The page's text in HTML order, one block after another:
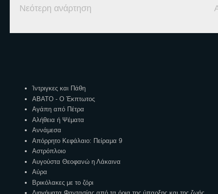
Νεότερη ανάρτηση
Ίντριγκες και Πάθη
ΑΒΑΤΟ - Ο Έκπτωτος
Αγάπη από Πέτρα
Αλήθεια ή Ψέματα
Αννάμεσα
Απόρρητο Κεφάλαιο: Πείραμα 9
Αστρόπλοιο
Αυγούστα Θεοφανώ η Λάκαινα
Αύρα
Βρικόλακες με το ζόρι